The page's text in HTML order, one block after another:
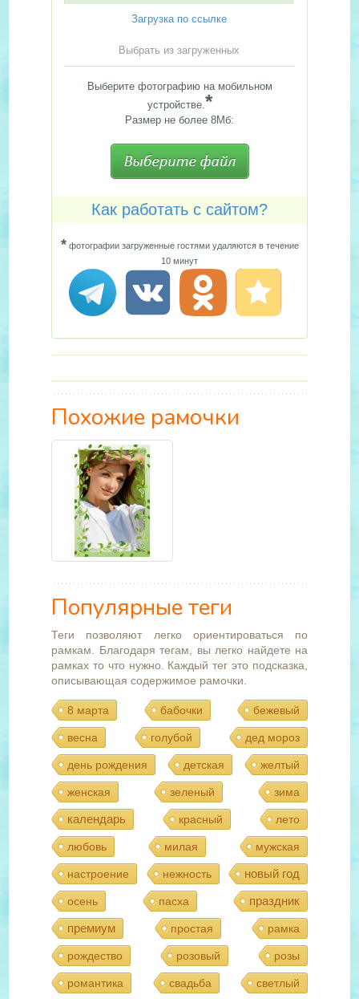
Загрузка по ссылке
Выбрать из загруженных
Выберите фотографию на мобильном
устройстве.*
Размер не более 8Мб:
Как работать с сайтом?
*фотографии загруженные гостями удаляются в течение
10 минут
Похожие рамочки
Популярные теги
Теги позволяют легко ориентироваться по
рамкам. Благодаря тегам, вы легко найдете на
рамках то что нужно. Каждый тег это подсказка,
описывающая содержимое рамочки.
8 марта бабочки бежевый
весна голубой дед мороз
день рождения детская желтый
женская зеленый зима
календарь красный лето
любовь милая мужская
настроение нежность новый год
осень пасха
праздник
премиум
простая рамка
рождество розовый розы
романтика свадьба светлый